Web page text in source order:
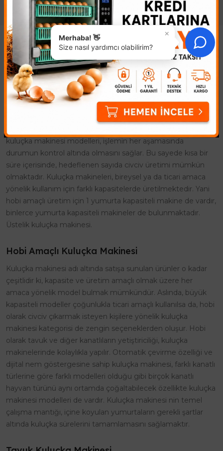
Kuluçka Makinesi
Kuluçka Makinesi ile civciv üretimi, farklı amaçlara yönelik
olarak yapılmaktadır. Civcivler genelde doğal yolla çoğaltılır
ancak bu durum maliyeti arttırdığı gibi, üretim sürecini de
uzatır. Civciv çıkması için gerekli bir mühendislik çalışması
sonucu geliştirilen kuluçka makinesi, verimli üretim için ideal
kuluçka makinesi modelleri, işlemin her aşamasında
durumun kontrol altında olmasını sağlar. Bu sayede kısa bir
süre içerisinde, hedeflenen sayıda civciv üretimi mümkün
olmaktadır. Kuluçka makineleri, bireysel ya da ticari amaca
yönelik kullanım için farklı kapasitelerde üretilmektedir. Yani
hobi amaçlı üretim için 1 yumurta kapasiteli makine de vardır,
binlerce yumurta kapasiteli makineler de bulunmaktadır.
Üstelik kuluçka makinesi.
Hobi Amaçlı Kuluçka Makinesi
Kuluçka makinesi adı altında satışa sunulan ürünler o kadar
çeşitlidir ki, kapasite ve üretim amaçlı olmak üzere her
amaca yönelik model bulmak mümkündür. Aslında, büyük
kapasiteli modeller çoğunlukla ticari amaçlı kullanılsa da, hobi
olarak civciv çıkarmak isteyen kişilere yönelik kuluçka
makinesi kategorisi de zengin seçeneklerden oluşur. Hobi
olarak tavuk ve diğer kanatlıların yetiştiriciliği, kuluçka
makinelerinde kolaylıkla yapılır. Otomatik çevirme özelliği ve
dijital nem göstergesine sahip kuluçka makinesi, farklı kanatlı
türlerine göre farklı modelleri olduğu gibi birçok kanatlı
hayvan türünü aynı ortamda çoğaltabilecek özellikte kuluçka
makinesi modelleri de vardır. Kuluçka makinesi nin temel
çalışma mantığı, içine koyulan yumurtaların gerekli şartlar
altında kuluçka sürelerini tamamlamasını sağlamaktır.
×
Merhaba! 👋
Size nasıl yardımcı olabilirim?